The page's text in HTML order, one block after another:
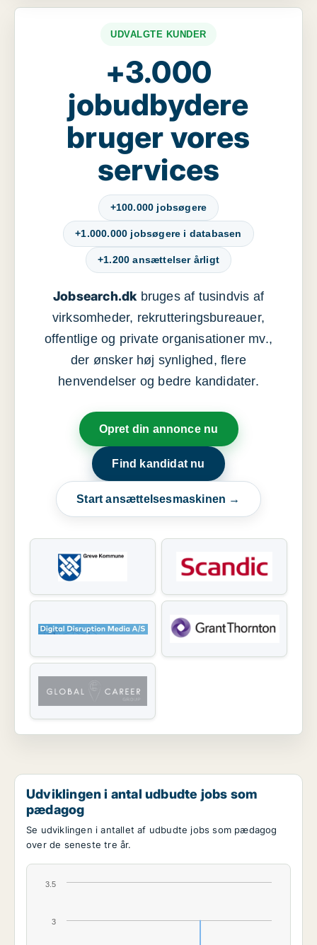
UDVALGTE KUNDER
+3.000
jobudbydere
bruger vores
services
+100.000 jobsøgere
+1.000.000 jobsøgere i databasen
+1.200 ansættelser årligt
Jobsearch.dkbruges af tusindvis af
virksomheder, rekrutteringsbureauer,
offentlige og private organisationer mv.,
der ønsker høj synlighed, flere
henvendelser og bedre kandidater.
Opret din annonce nu
Find kandidat nu
Start ansættelsesmaskinen →
Udviklingen i antal udbudte jobs som
pædagog
Se udviklingen i antallet af udbudte jobs som pædagog
over de seneste tre år.
3
3.5